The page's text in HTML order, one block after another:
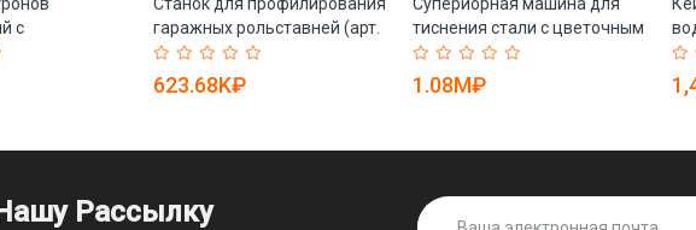
с
гаражных рольставней (арт.
25-18080177)
623.68K₽
тиснения стали с цветочным
узором (арт. 25-18080233)
1.08M₽
Рассылку